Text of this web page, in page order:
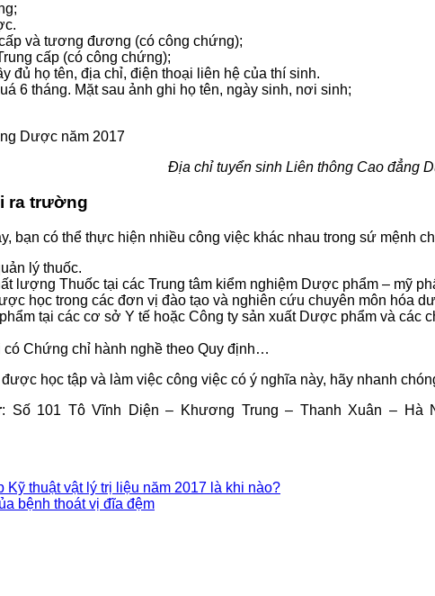
và tương đương (có công chứng);
cấp (có công chứng);
đủ họ tên, địa chỉ, điện thoại liên hệ của thí sinh.
6 tháng. Mặt sau ảnh ghi họ tên, ngày sinh, nơi sinh;
Địa chỉ tuyển sinh Liên thông Cao đẳng
ra trường
bạn có thể thực hiện nhiều công việc khác nhau trong sứ mệnh
lý thuốc.
lượng Thuốc tại các Trung tâm kiểm nghiệm Dược phẩm – mỹ
học trong các đơn vị đào tạo và nghiên cứu chuyên môn hóa
tại các cơ sở Y tế hoặc Công ty sản xuất Dược phẩm và các
Chứng chỉ hành nghề theo Quy định…
học tập và làm việc công việc có ý nghĩa này, hãy nhanh
: Số 101 Tô Vĩnh Diện – Khương Trung – Thanh Xuân – Hà
Kỹ thuật vật lý trị liệu năm 2017 là khi nào?
bệnh thoát vị đĩa đệm